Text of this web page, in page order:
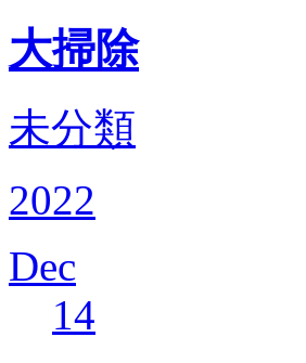
大掃除
未分類
2022
Dec
14